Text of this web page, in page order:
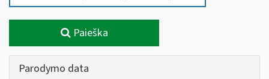
Paieška
Parodymo data